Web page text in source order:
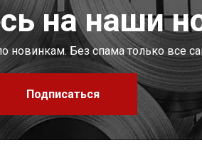
на наши
новинкам. Без спама только все
Подписаться